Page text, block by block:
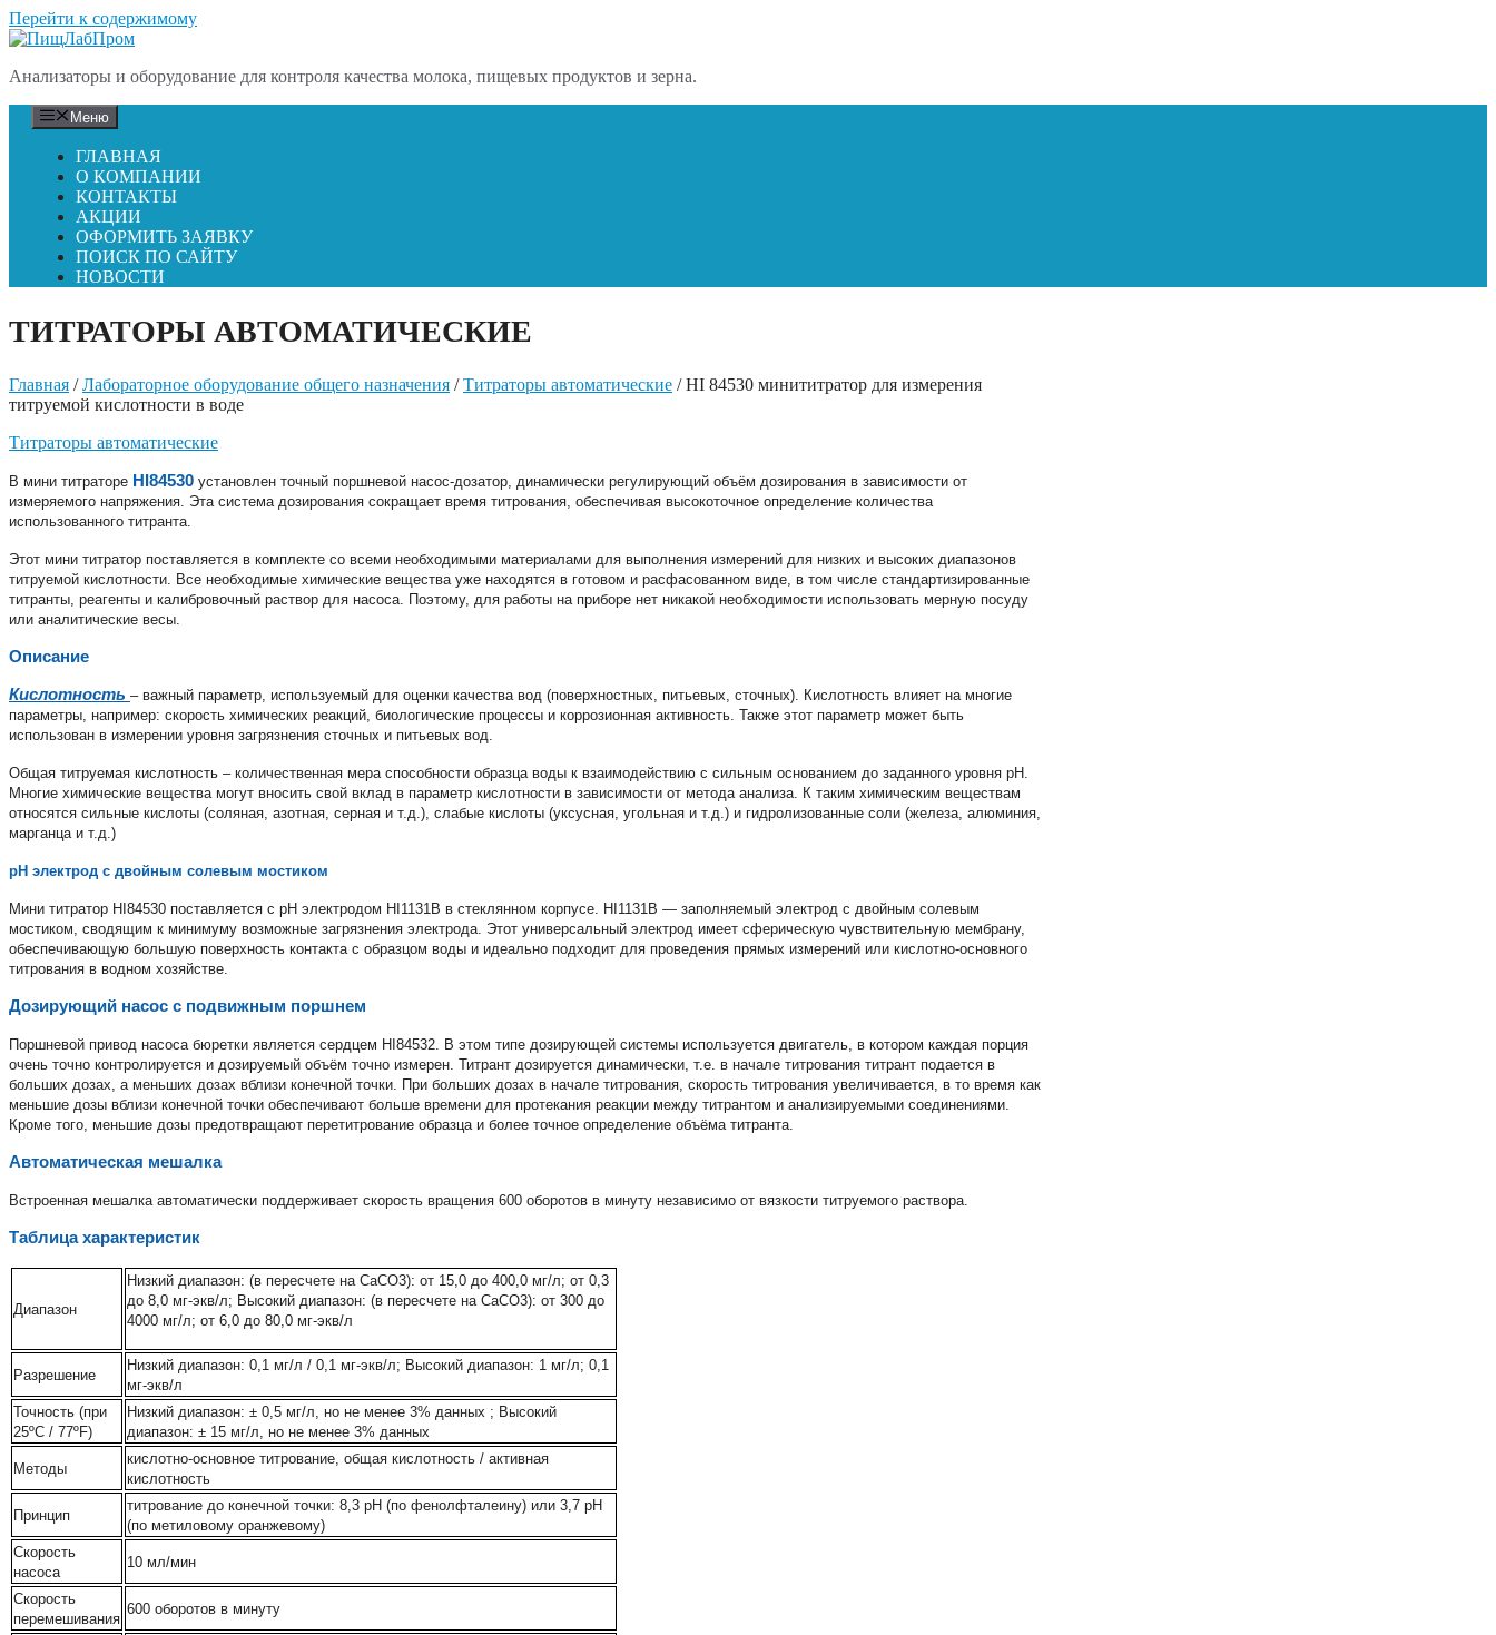
Перейти к содержимому
Анализаторы и оборудование для контроля качества молока, пищевых продуктов и зерна.
Меню
ГЛАВНАЯ
О КОМПАНИИ
КОНТАКТЫ
АКЦИИ
ОФОРМИТЬ ЗАЯВКУ
ПОИСК ПО САЙТУ
НОВОСТИ
ТИТРАТОРЫ АВТОМАТИЧЕСКИЕ
Главная /Лабораторное оборудование общего назначения /Титраторы автоматические / HI 84530 минититратор для измерения
титруемой кислотности в воде
Титраторы автоматические
В мини титраторе HI84530 установлен точный поршневой насос-дозатор, динамически регулирующий объём дозирования в зависимости от
измеряемого напряжения. Эта система дозирования сокращает время титрования, обеспечивая высокоточное определение количества
использованного титранта.
Этот мини титратор поставляется в комплекте со всеми необходимыми материалами для выполнения измерений для низких и высоких диапазонов
титруемой кислотности. Все необходимые химические вещества уже находятся в готовом и расфасованном виде, в том числе стандартизированные
титранты, реагенты и калибровочный раствор для насоса. Поэтому, для работы на приборе нет никакой необходимости использовать мерную посуду
или аналитические весы.
Описание
Кислотность – важный параметр, используемый для оценки качества вод (поверхностных, питьевых, сточных). Кислотность влияет на многие
параметры, например: скорость химических реакций, биологические процессы и коррозионная активность. Также этот параметр может быть
использован в измерении уровня загрязнения сточных и питьевых вод.
Общая титруемая кислотность – количественная мера способности образца воды к взаимодействию с сильным основанием до заданного уровня рН.
Многие химические вещества могут вносить свой вклад в параметр кислотности в зависимости от метода анализа. К таким химическим веществам
относятся сильные кислоты (соляная, азотная, серная и т.д.), слабые кислоты (уксусная, угольная и т.д.) и гидролизованные соли (железа, алюминия,
марганца и т.д.)
рН электрод с двойным солевым мостиком
Мини титратор HI84530 поставляется с рН электродом HI1131B в стеклянном корпусе. HI1131B — заполняемый электрод с двойным солевым
мостиком, сводящим к минимуму возможные загрязнения электрода. Этот универсальный электрод имеет сферическую чувствительную мембрану,
обеспечивающую большую поверхность контакта с образцом воды и идеально подходит для проведения прямых измерений или кислотно-основного
титрования в водном хозяйстве.
Дозирующий насос с подвижным поршнем
Поршневой привод насоса бюретки является сердцем HI84532. В этом типе дозирующей системы используется двигатель, в котором каждая порция
очень точно контролируется и дозируемый объём точно измерен. Титрант дозируется динамически, т.е. в начале титрования титрант подается в
больших дозах, а меньших дозах вблизи конечной точки. При больших дозах в начале титрования, скорость титрования увеличивается, в то время как
меньшие дозы вблизи конечной точки обеспечивают больше времени для протекания реакции между титрантом и анализируемыми соединениями.
Кроме того, меньшие дозы предотвращают перетитрование образца и более точное определение объёма титранта.
Автоматическая мешалка
Встроенная мешалка автоматически поддерживает скорость вращения 600 оборотов в минуту независимо от вязкости титруемого раствора.
Таблица характеристик
Диапазон
Низкий диапазон: (в пересчете на CaCO3): от 15,0 до 400,0 мг/л; от 0,3
до 8,0 мг-экв/л; Высокий диапазон: (в пересчете на CaCO3): от 300 до
4000 мг/л; от 6,0 до 80,0 мг-экв/л
Разрешение
Низкий диапазон: 0,1 мг/л / 0,1 мг-экв/л; Высокий диапазон: 1 мг/л; 0,1
мг-экв/л
Точность (при
25ºC / 77ºF)
Низкий диапазон: ± 0,5 мг/л, но не менее 3% данных ; Высокий
диапазон: ± 15 мг/л, но не менее 3% данных
Методы
кислотно-основное титрование, общая кислотность / активная
кислотность
Принцип
титрование до конечной точки: 8,3 рН (по фенолфталеину) или 3,7 рН
(по метиловому оранжевому)
Скорость
насоса
10 мл/мин
Скорость
перемешивания
600 оборотов в минуту